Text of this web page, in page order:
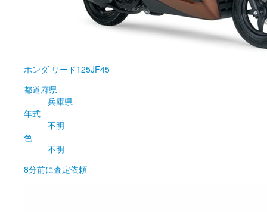
ホンダ リード125JF45
都道府県
兵庫県
年式
不明
色
不明
8分前に査定依頼